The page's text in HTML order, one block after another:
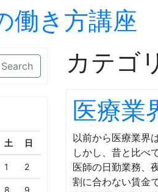
働き方講座
Search
土 日
1 2
8 9
カテゴ
医療業
以前から医療業界
しかし、昔と比べ
医師の日勤業務、
割に合わない賃金